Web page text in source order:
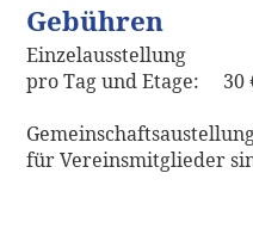
Gebühren
Einzelausstellung
pro Tag und Etage: 30
für Vereinsmitglieder